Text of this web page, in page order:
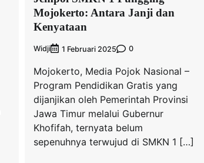
Mojokerto: Antara Janji dan
Kenyataan
Widji 1 Februari 2025 0
Mojokerto, Media Pojok Nasional –
Program Pendidikan Gratis yang
dijanjikan oleh Pemerintah Provinsi
Jawa Timur melalui Gubernur
Khofifah, ternyata belum
sepenuhnya terwujud di SMKN 1 […]